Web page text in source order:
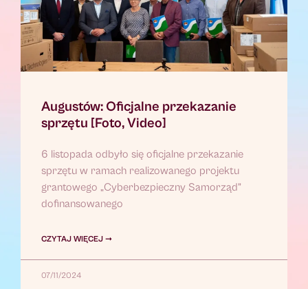
Augustów: Oficjalne przekazanie
sprzętu [Foto, Video]
6 listopada odbyło się oficjalne przekazanie
sprzętu w ramach realizowanego projektu
grantowego „Cyberbezpieczny Samorząd”
dofinansowanego
CZYTAJ WIĘCEJ ➞
07/11/2024